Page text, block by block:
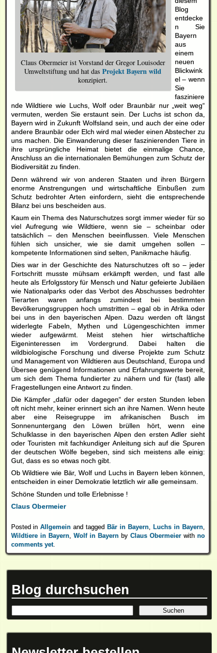
Claus Obermeier ist Vorstand der Gregor Louisoder
Umweltstiftung und hat dasProjekt Bayernwild
konzipiert.
Blog
entdecke
n Sie
Bayern
aus
einem
neuen
Blickwink
el – wenn
Sie
fasziniere
nde Wildtiere wie Luchs, Wolf oder Braunbär nur „weit weg“
vermuten, werden Sie erstaunt sein. Der Luchs ist schon da,
Bayern wird in Zukunft Wolfsland sein, und auch der eine oder
andere Braunbär oder Elch wird mal wieder einen Abstecher zu
uns machen. Die Einwanderung dieser faszinierenden Tiere in
ihre ursprüngliche Heimat bietet die einmalige Chance,
Anschluss an die internationalen Bemühungen zum Schutz der
Biodiversität zu finden.
Denn während wir von anderen Staaten und ihren Bürgern
enorme Anstrengungen und wirtschaftliche Einbußen zum
Schutz bedrohter Arten einfordern, sieht die entsprechende
Bilanz bei uns bescheiden aus.
Kaum ein Thema des Naturschutzes sorgt immer wieder für so
viel Aufregung wie Wildtiere, wenn sie – scheinbar oder
tatsächlich – den Menschen beeinflussen. Viele Menschen
fühlen sich unsicher, wie sie damit umgehen sollen –
kompetente Informationen sind selten, Panikmache häufig.
Dies war in der Geschichte des Naturschutzes oft so – jeder
Fortschritt musste mühsam erkämpft werden, und fast alle
heute als Erfolgsstory für Mensch und Natur gefeierte Jubiläen
wie Nationalparks oder das Verbot des Abschusses bedrohter
Tierarten waren anfangs zumindest bei bestimmten
Bevölkerungsgruppen hoch umstritten – egal ob in Afrika oder
bei uns in den bayerischen Alpen. Dazu werden oft längst
widerlegte Fabeln, Mythen und Lügengeschichten immer
wieder aufgewärmt. Meist stehen hier wirtschaftliche
Eigeninteressen im Vordergrund. Dabei halten die
wildbiologische Forschung und diverse Projekte zum Schutz
und Management von Wildtieren aus Deutschland, Europa und
Übersee genügend Informationen und Erfahrungswerte bereit,
um sich dem Thema fundierter zu nähern und für (fast) alle
Fragestellungen eine Antwort zu finden.
Die Kämpfer „dafür oder dagegen“ der ersten Stunden leben
oft nicht mehr, keiner erinnert sich an ihre Namen. Wenn heute
aber eine Reisegruppe im afrikanischen Busch im
Sonnenuntergang den Löwen brüllen hört, wenn eine
Schulklasse in den bayerischen Alpen den ersten Adler sieht
oder Touristen mit fachkundiger Anleitung sich auf die Spuren
der deutschen Wölfe begeben, sind sich meistens alle einig:
Gut, dass es so etwas noch gibt.
Ob Wildtiere wie Bär, Wolf und Luchs in Bayern leben können,
entscheiden in einer Demokratie letztlich wir alle gemeinsam.
Schöne Stunden und tolle Erlebnisse !
Claus Obermeier
Posted inAllgemein and tagged Bär in Bayern Luchs in Bayern,
Wildtiere in Bayern, Wolf in Bayernby Claus Obermeierwith no
comments yet.
Blog durchsuchen